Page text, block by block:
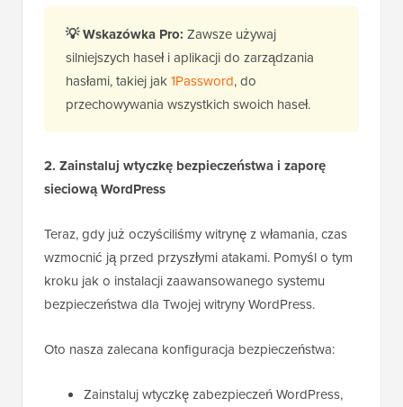
💡 Wskazówka Pro: Zawsze używaj
silniejszych haseł i aplikacji do zarządzania
hasłami, takiej jak1Password, do
przechowywania wszystkich swoich haseł.
2. Zainstaluj wtyczkę bezpieczeństwa i zaporę
sieciową WordPress
Teraz, gdy już oczyściliśmy witrynę z włamania, czas
wzmocnić ją przed przyszłymi atakami. Pomyśl o tym
kroku jak o instalacji zaawansowanego systemu
bezpieczeństwa dla Twojej witryny WordPress.
Oto nasza zalecana konfiguracja bezpieczeństwa:
Zainstaluj wtyczkę zabezpieczeń WordPress,